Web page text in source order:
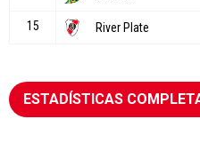
ESTADÍSTICAS